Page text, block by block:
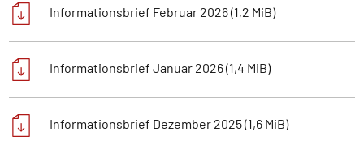
Informationsbrief Februar 2026(1,2 MiB)
Informationsbrief Januar 2026(1,4 MiB)
Informationsbrief Dezember 2025(1,6 MiB)